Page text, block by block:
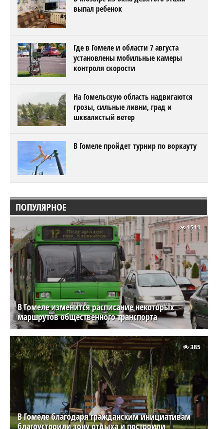
выпал ребенок
Где в Гомеле и области 7 августа
установлены мобильные камеры
контроля скорости
На Гомельскую область надвигаются
грозы, сильные ливни, град и
шквалистый ветер
В Гомеле пройдет турнир по воркауту
ПОПУЛЯРНОЕ
В Гомеле изменится расписание некоторых
маршрутов общественного транспорта
1511
В Гомеле благодаря гражданским инициативам
благоустроили зону отдыха и построили
385